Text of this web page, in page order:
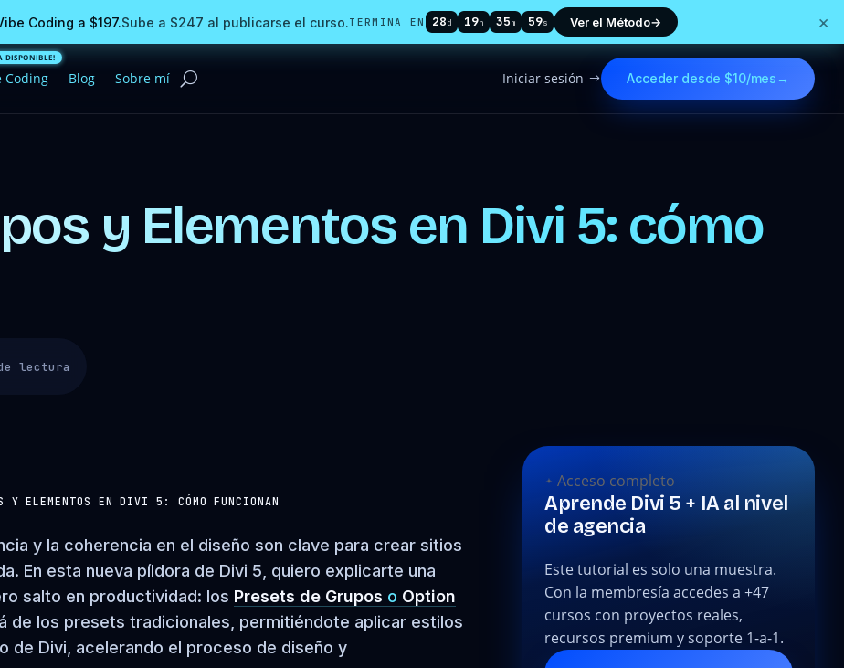
Coding a $197.Sube a $247 al publicarse el curso.TERMINA EN 28d 19h 35m 58s Ver el Método→ ×
Coding Blog Sobre mí $
Iniciar sesión Acceder desde $10/mes →
y Elementos en Divi 5: cómo
lectura
Y ELEMENTOS EN DIVI 5: CÓMO FUNCIONAN
y la coherencia en el diseño son clave para crear sitios
En esta nueva píldora de Divi 5, quiero explicarte una
salto en productividad: los Presets de Grupos o Option
de los presets tradicionales, permitiéndote aplicar estilos
de Divi, acelerando el proceso de diseño y
Acceso completo
Aprende Divi 5 + IA al nivel
de agencia
Este tutorial es solo una muestra.
Con la membresía accedes a +47
cursos con proyectos reales,
recursos premium y soporte 1-a-1.